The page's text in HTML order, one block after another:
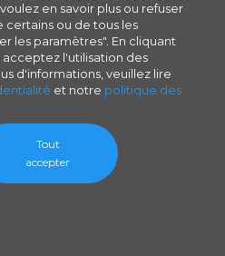
en savoir plus ou refuser
ou de tous les
les paramètres". En cliquant
acceptez l'utilisation des
d'informations, veuillez lire
et notre politique des
Tout
accepter